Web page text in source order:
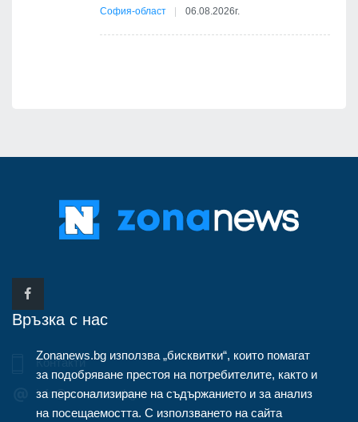
София-област 06.08.2026г.
Връзка с нас
Контакти
info@zonanews.bg
Zonanews.bg използва „бисквитки“, които помагат
за подобряване престоя на потребителите, както и
за персонализиране на съдържанието и за анализ
на посещаемостта. С използването на сайта